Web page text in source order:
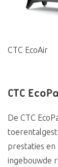
CTC EcoAir
CTC
De CTC
prestaties en
ingebouwde